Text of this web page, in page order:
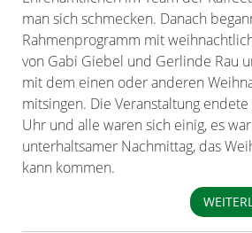
man sich schmecken. Danach
Rahmenprogramm mit
von Gabi Giebel und Gerlinde Rau
mit dem einen oder anderen
mitsingen. Die Veranstaltung endete
Uhr und alle waren sich einig, es
unterhaltsamer Nachmittag, das
kann kommen.